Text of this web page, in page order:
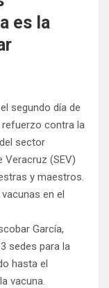
es la
segundo día de
refuerzo contra la
sector
Veracruz (SEV)
y maestros.
en el
García,
sedes para la
hasta el
vacuna.